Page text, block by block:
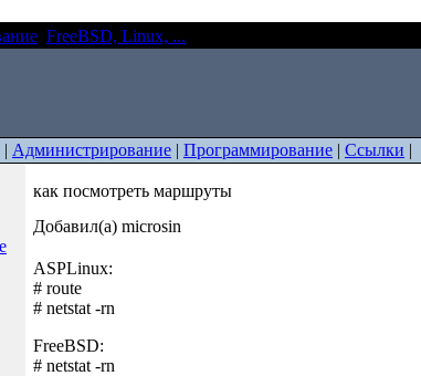
FreeBSD, Linux, ...
| Администрирование | Программирование | Ссылки |
как посмотреть маршруты
Добавил(а) microsin
ASPLinux:
# route
# netstat -rn
FreeBSD:
# netstat -rn